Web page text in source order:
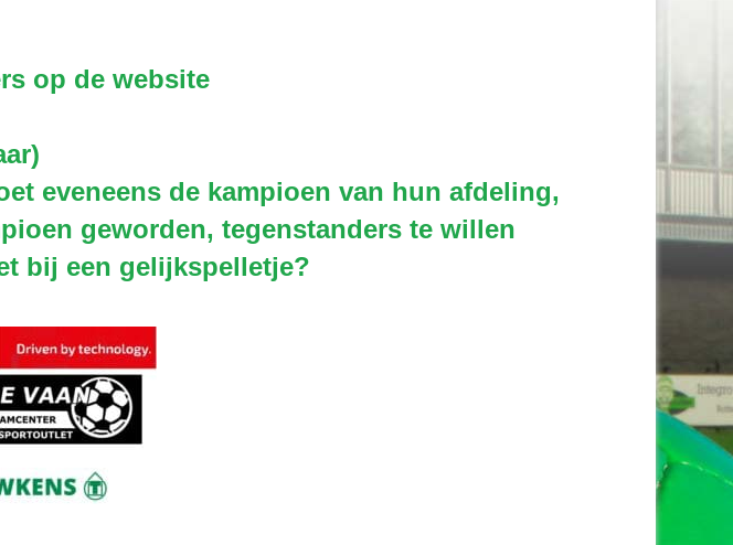
op de website
eveneens de kampioen van hun afdeling,
geworden, tegenstanders te willen
bij een gelijkspelletje?